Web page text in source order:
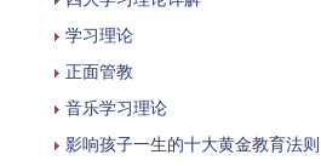
学习理论
正面管教
音乐学习理论
影响孩子一生的十大黄金教育法则